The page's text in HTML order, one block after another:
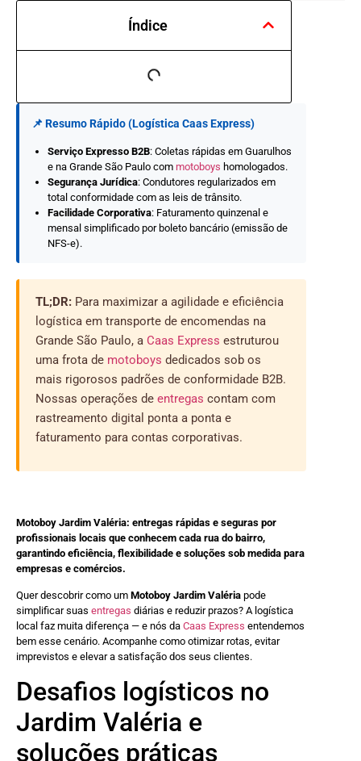
Índice
📌 Resumo Rápido (Logística Caas Express)
Serviço Expresso B2B: Coletas rápidas em Guarulhos
e na Grande São Paulo com motoboys homologados.
Segurança Jurídica: Condutores regularizados em
total conformidade com as leis de trânsito.
Facilidade Corporativa: Faturamento quinzenal e
mensal simplificado por boleto bancário (emissão de
NFS-e).
TL;DR: Para maximizar a agilidade e eficiência
logística em transporte de encomendas na
Grande São Paulo, a Caas Express estruturou
uma frota de motoboys dedicados sob os
mais rigorosos padrões de conformidade B2B.
Nossas operações de entregas contam com
rastreamento digital ponta a ponta e
faturamento para contas corporativas.
Motoboy Jardim Valéria: entregas rápidas e seguras por
profissionais locais que conhecem cada rua do bairro,
garantindo eficiência, flexibilidade e soluções sob medida para
empresas e comércios.
Quer descobrir como um Motoboy Jardim Valéria pode
simplificar suas entregas diárias e reduzir prazos? A logística
local faz muita diferença — e nós da Caas Express entendemos
bem esse cenário. Acompanhe como otimizar rotas, evitar
imprevistos e elevar a satisfação dos seus clientes.
Desafios logísticos no
Jardim Valéria e
soluções práticas